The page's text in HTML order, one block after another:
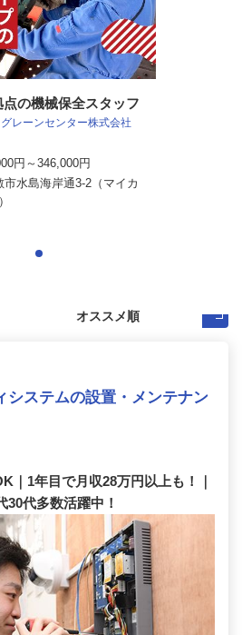
の機械保全スタッフ
レーンセンター株式会社
円～346,000円
市水島海岸通3-2（マイカ
システムの設置・メンテナン
｜1年目で月収28万円以上も！｜
30代多数活躍中！